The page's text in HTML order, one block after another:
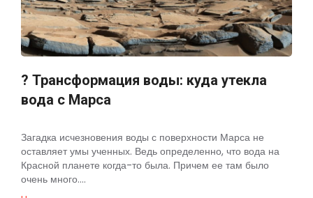
? Трансформация воды: куда утекла
вода с Марса
Загадка исчезновения воды с поверхности Марса не
оставляет умы ученных. Ведь определенно, что вода на
Красной планете когда-то была. Причем ее там было
очень много....